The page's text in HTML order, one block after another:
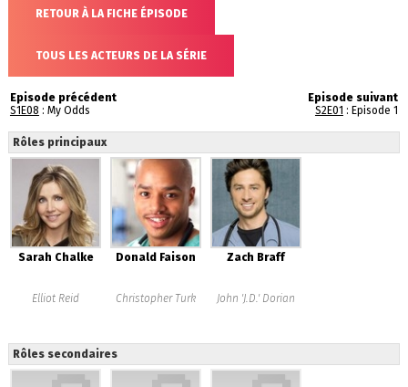
RETOUR À LA FICHE ÉPISODE
TOUS LES ACTEURS DE LA SÉRIE
Episode précédent
S1E08 : My Odds
Episode suivant
S2E01 : Episode 1
Rôles principaux
Sarah Chalke
Elliot Reid
Donald Faison
Christopher Turk
Zach Braff
John 'J.D.' Dorian
Rôles secondaires